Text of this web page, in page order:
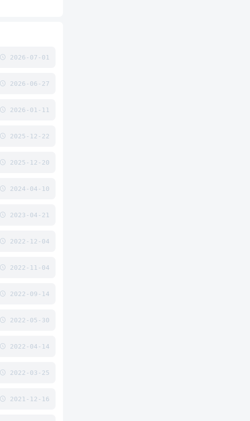
2026-07-01
2026-06-27
2026-01-11
2025-12-22
2025-12-20
2024-04-10
2023-04-21
2022-12-04
2022-11-04
2022-09-14
2022-05-30
2022-04-14
2022-03-25
2021-12-16